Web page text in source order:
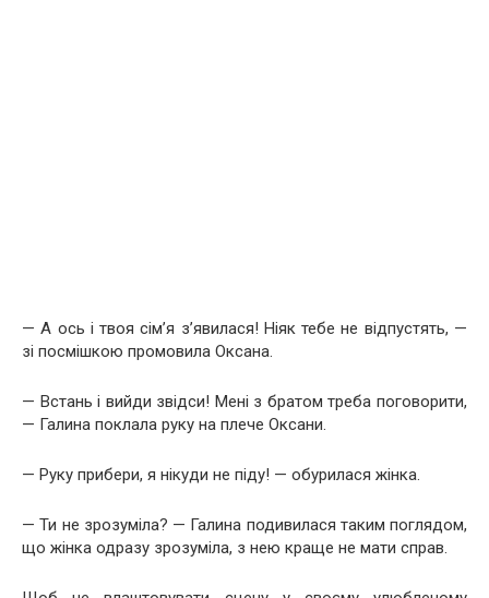
— А ось і твоя сім’я з’явилася! Ніяк тебе не відпустять, —
зі посмішкою промовила Оксана.
— Встань і вийди звідси! Мені з братом треба поговорити,
— Галина поклала руку на плече Оксани.
— Руку прибери, я нікуди не піду! — обурилася жінка.
— Ти не зрозуміла? — Галина подивилася таким поглядом,
що жінка одразу зрозуміла, з нею краще не мати справ.